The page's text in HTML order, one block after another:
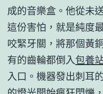
成的音樂盒。他從未
這份害怕，就是純度
咬緊牙關，將那個黃
有的齒輪都倒入包養
入口。機器發出刺耳